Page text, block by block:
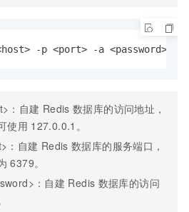
-p <port> -a <password>
：自建 Redis 数据库的访问地址，
使用 127.0.0.1。
：自建 Redis 数据库的服务端口，
6379。
：自建 Redis 数据库的访问